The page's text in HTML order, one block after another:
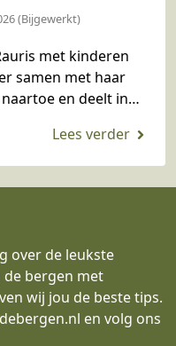
(Bijgewerkt)
met kinderen
samen met haar
en deelt in
over de leukste
de bergen met
wij jou de beste tips.
en volg ons